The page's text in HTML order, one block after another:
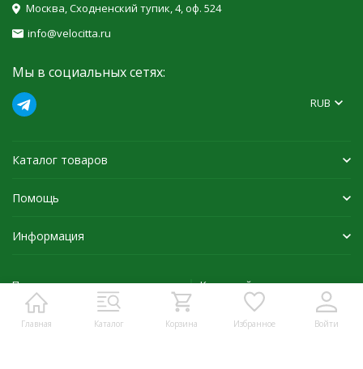
Главная Каталог Корзина Избранное Войти
Москва, Сходненский тупик, 4, оф. 524
info@velocitta.ru
Мы в социальных сетях:
RUB
Каталог товаров
Помощь
Информация
Политика персональных данных Карта сайта